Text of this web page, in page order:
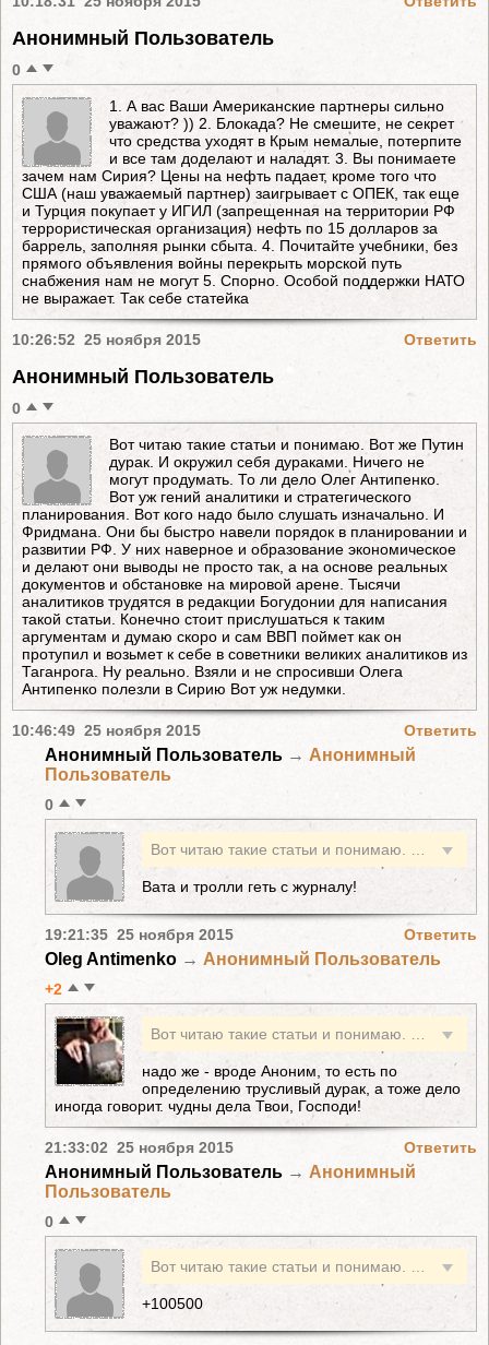
Анонимный Пользователь
0
1. А вас Ваши Американские партнеры сильно
уважают? )) 2. Блокада? Не смешите, не секрет
что средства уходят в Крым немалые, потерпите
и все там доделают и наладят. 3. Вы понимаете
зачем нам Сирия? Цены на нефть падает, кроме того что
США (наш уважаемый партнер) заигрывает с ОПЕК, так еще
и Турция покупает у ИГИЛ (запрещенная на территории РФ
террористическая организация) нефть по 15 долларов за
баррель, заполняя рынки сбыта. 4. Почитайте учебники, без
прямого объявления войны перекрыть морской путь
снабжения нам не могут 5. Спорно. Особой поддержки НАТО
не выражает. Так себе статейка
10:26:52 25 ноября 2015 Ответить
Анонимный Пользователь
0
Вот читаю такие статьи и понимаю. Вот же Путин
дурак. И окружил себя дураками. Ничего не
могут продумать. То ли дело Олег Антипенко.
Вот уж гений аналитики и стратегического
планирования. Вот кого надо было слушать изначально. И
Фридмана. Они бы быстро навели порядок в планировании и
развитии РФ. У них наверное и образование экономическое
и делают они выводы не просто так, а на основе реальных
документов и обстановке на мировой арене. Тысячи
аналитиков трудятся в редакции Богудонии для написания
такой статьи. Конечно стоит прислушаться к таким
аргументам и думаю скоро и сам ВВП поймет как он
протупил и возьмет к себе в советники великих аналитиков из
Таганрога. Ну реально. Взяли и не спросивши Олега
Антипенко полезли в Сирию Вот уж недумки.
10:46:49 25 ноября 2015 Ответить
Анонимный Пользователь → Анонимный
Пользователь
0
Вата и тролли геть с журналу!
19:21:35 25 ноября 2015 Ответить
Oleg Antimenko → Анонимный Пользователь
+2
надо же - вроде Аноним, то есть по
определению трусливый дурак, а тоже дело
иногда говорит. чудны дела Твои, Господи!
21:33:02 25 ноября 2015 Ответить
Анонимный Пользователь → Анонимный
Пользователь
0
+100500